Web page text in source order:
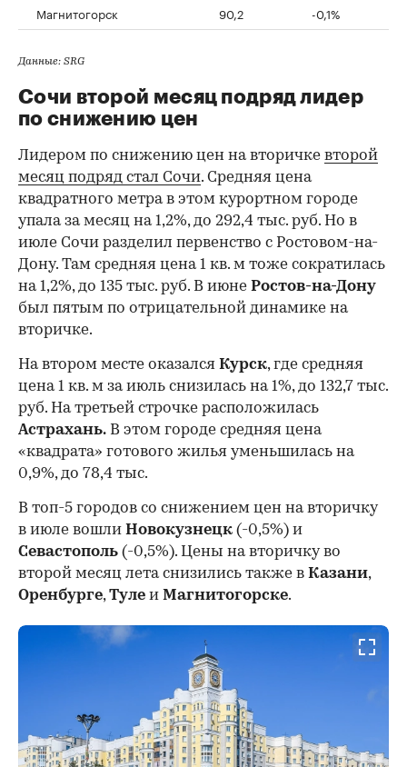
Магнитогорск
90,2 -0,1%
Данные: SRG
Сочи второй месяц подряд лидер
по снижению цен
Лидером по снижению цен на вторичке второй
месяц подряд стал Сочи. Средняя цена
квадратного метра в этом курортном городе
упала за месяц на 1,2%, до 292,4 тыс. руб. Но в
июле Сочи разделил первенство с Ростовом-на-
Дону. Там средняя цена 1 кв. м тоже сократилась
на 1,2%, до 135 тыс. руб. В июне Ростов-на-Дону
был пятым по отрицательной динамике на
вторичке.
На втором месте оказался Курск, где средняя
цена 1 кв. м за июль снизилась на 1%, до 132,7 тыс.
руб. На третьей строчке расположилась
Астрахань. В этом городе средняя цена
«квадрата» готового жилья уменьшилась на
0,9%, до 78,4 тыс.
В топ-5 городов со снижением цен на вторичку
в июле вошли Новокузнецк (-0,5%) и
Севастополь (-0,5%). Цены на вторичку во
второй месяц лета снизились также в Казани,
Оренбурге,Туле и Магнитогорске.